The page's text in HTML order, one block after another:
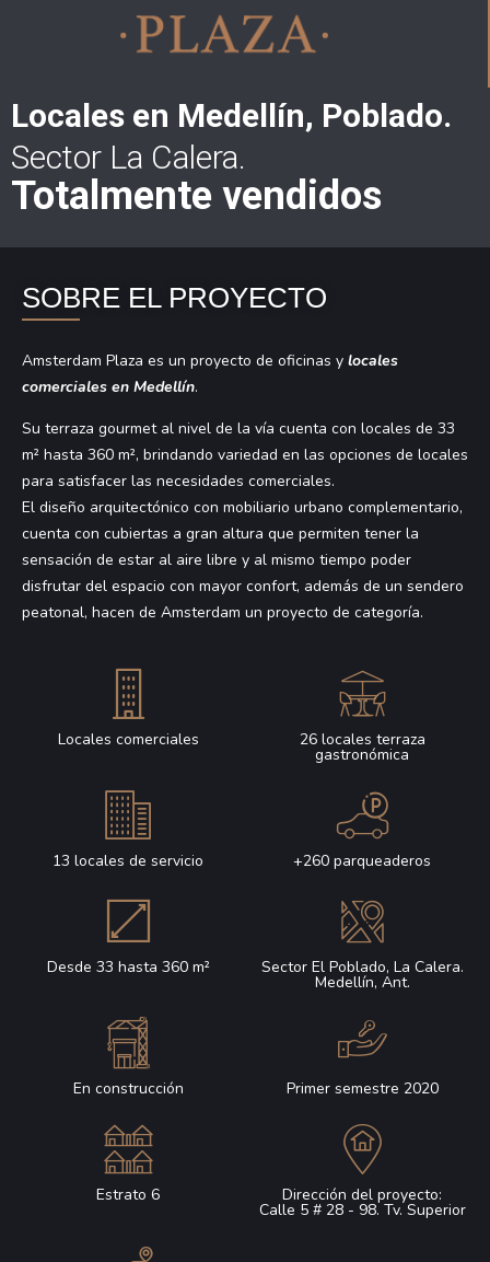
Locales en Medellín, Poblado.
Sector La Calera.
Totalmente vendidos
SOBRE EL PROYECTO
Amsterdam Plaza es un proyecto de oficinas y locales
comerciales en Medellín.
Su terraza gourmet al nivel de la vía cuenta con locales de 33
m² hasta 360 m², brindando variedad en las opciones de locales
para satisfacer las necesidades comerciales.
El diseño arquitectónico con mobiliario urbano complementario,
cuenta con cubiertas a gran altura que permiten tener la
sensación de estar al aire libre y al mismo tiempo poder
disfrutar del espacio con mayor confort, además de un sendero
peatonal, hacen de Amsterdam un proyecto de categoría.
Locales comerciales 26 locales terraza
gastronómica
13 locales de servicio +260 parqueaderos
Desde 33 hasta 360 m² Sector El Poblado, La Calera.
Medellín, Ant.
En construcción Primer semestre 2020
Estrato 6​ Dirección del proyecto:
Calle 5 # 28 - 98. Tv. Superior